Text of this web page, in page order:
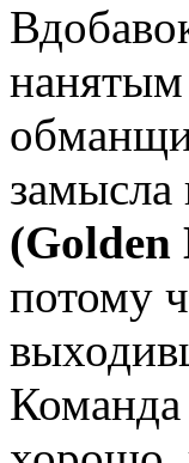
потому
Команда